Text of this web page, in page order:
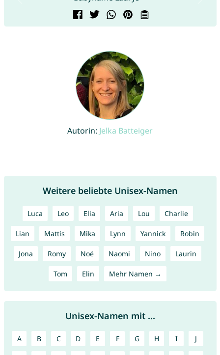
Autorin: Jelka Batteiger
Weitere beliebte Unisex-Namen
Luca Leo Elia Aria Lou Charlie
Lian Mattis Mika Lynn Yannick Robin
Jona Romy Noé Naomi Nino Laurin
Tom Elin Mehr Namen →
Unisex-Namen mit ...
A B C D E F G H I J